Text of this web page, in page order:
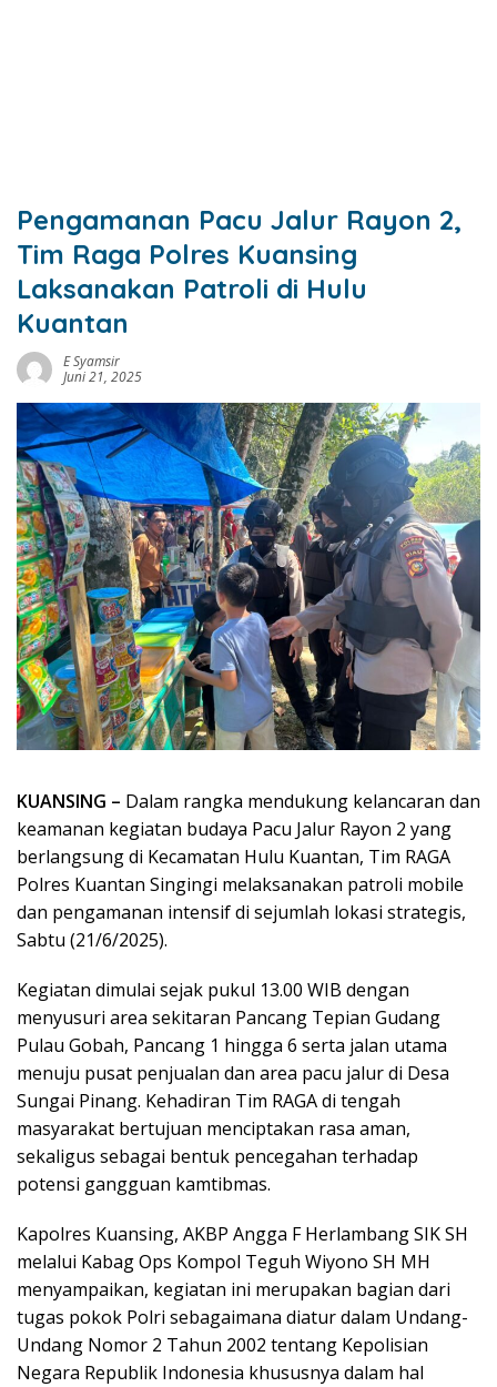
Pengamanan Pacu Jalur Rayon 2,
Tim Raga Polres Kuansing
Laksanakan Patroli di Hulu
Kuantan
E Syamsir
Juni 21, 2025
KUANSING – Dalam rangka mendukung kelancaran dan
keamanan kegiatan budaya Pacu Jalur Rayon 2 yang
berlangsung di Kecamatan Hulu Kuantan, Tim RAGA
Polres Kuantan Singingi melaksanakan patroli mobile
dan pengamanan intensif di sejumlah lokasi strategis,
Sabtu (21/6/2025).
Kegiatan dimulai sejak pukul 13.00 WIB dengan
menyusuri area sekitaran Pancang Tepian Gudang
Pulau Gobah, Pancang 1 hingga 6 serta jalan utama
menuju pusat penjualan dan area pacu jalur di Desa
Sungai Pinang. Kehadiran Tim RAGA di tengah
masyarakat bertujuan menciptakan rasa aman,
sekaligus sebagai bentuk pencegahan terhadap
potensi gangguan kamtibmas.
Kapolres Kuansing, AKBP Angga F Herlambang SIK SH
melalui Kabag Ops Kompol Teguh Wiyono SH MH
menyampaikan, kegiatan ini merupakan bagian dari
tugas pokok Polri sebagaimana diatur dalam Undang-
Undang Nomor 2 Tahun 2002 tentang Kepolisian
Negara Republik Indonesia khususnya dalam hal